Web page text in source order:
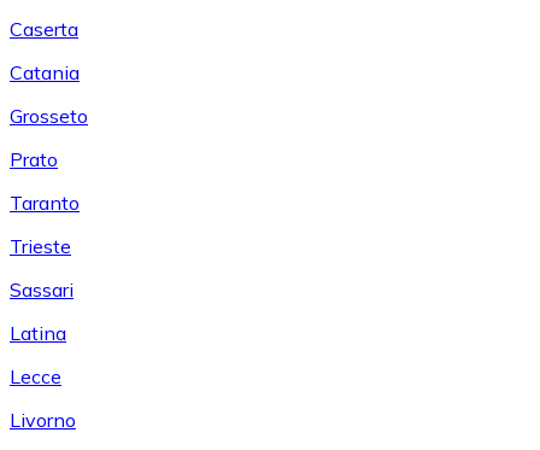
Caserta
Catania
Grosseto
Prato
Taranto
Trieste
Sassari
Latina
Lecce
Livorno